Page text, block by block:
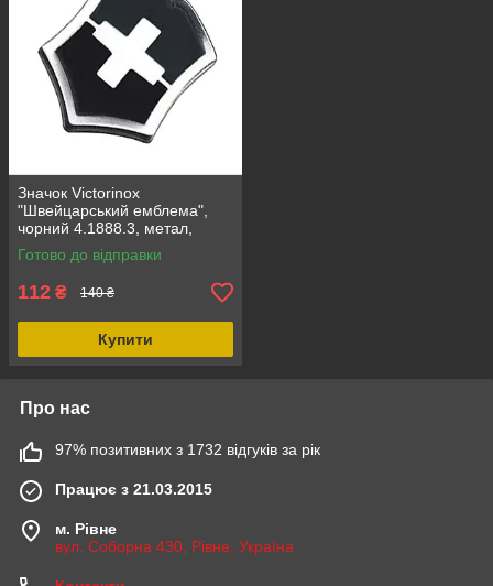
Значок Victorinox
"Швейцарський емблема",
чорний 4.1888.3, метал,
аксесуар, розмір 13*10*9 мм,
чорний колір, стильний
Готово до відправки
112 ₴ 140 ₴
Купити
Про нас
97% позитивних з 1732 відгуків за рік
Працює з 21.03.2015
м. Рівне
вул. Соборна 430, Рівне, Україна